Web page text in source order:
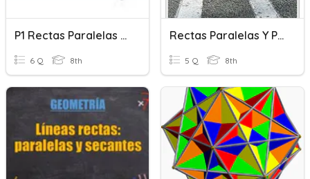
P1 Rectas Paralelas Y Perpendiculares 9° 3p
6 Q 8th
Rectas Paralelas Y Perpendiculares
5 Q 8th